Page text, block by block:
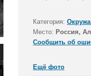
Категория:
Место: Россия,
Сообщить об
Ещё фото